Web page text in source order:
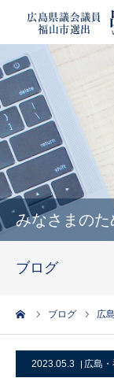
みなさまの
ブログ
ブログ 広
2023.05.3 広島
HOME
プロフィール
政策
活動報告
出原昌直・